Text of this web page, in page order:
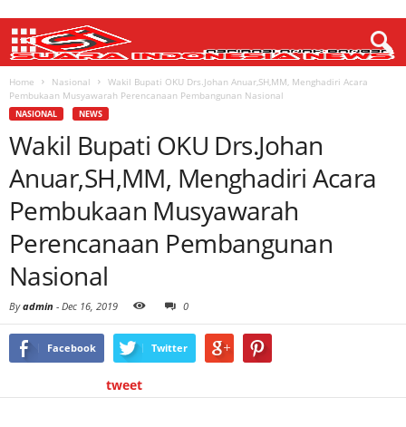
Home Nasional
Wakil Bupati OKU Drs.Johan Anuar,SH,MM, Menghadiri Acara
Pembukaan Musyawarah Perencanaan Pembangunan Nasional
NASIONAL NEWS
Wakil Bupati OKU Drs.Johan
Anuar,SH,MM, Menghadiri Acara
Pembukaan Musyawarah
Perencanaan Pembangunan
Nasional
Byadmin - Dec 16, 2019 0
Facebook Twitter
tweet